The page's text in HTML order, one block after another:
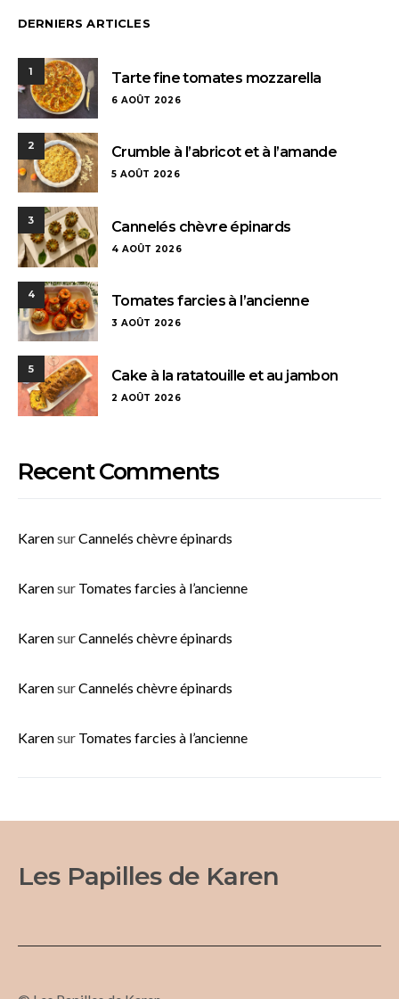
DERNIERS ARTICLES
1 Tarte fine tomates mozzarella
6 AOÛT 2026
2 Crumble à l’abricot et à l’amande
5 AOÛT 2026
3 Cannelés chèvre épinards
4 AOÛT 2026
4 Tomates farcies à l’ancienne
3 AOÛT 2026
5 Cake à la ratatouille et au jambon
2 AOÛT 2026
Recent Comments
KarensurCannelés chèvre épinards
Karensur Tomates farcies à l’ancienne
KarensurCannelés chèvre épinards
KarensurCannelés chèvre épinards
Karensur Tomates farcies à l’ancienne
Les Papilles de Karen